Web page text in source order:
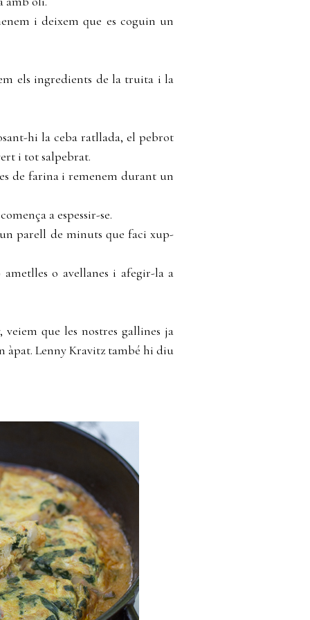
i deixem que es coguin un
els ingredients de la truita i la
hi la ceba ratllada, el pebrot
i tot salpebrat.
de farina i remenem durant un
a espessir-se.
parell de minuts que faci xup-
o avellanes i afegir-la a
que les nostres gallines ja
àpat. Lenny Kravitz també hi diu